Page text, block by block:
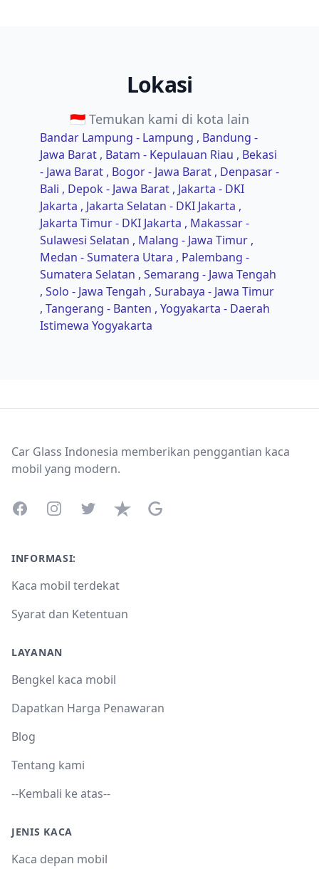
Lokasi
🇮🇩 Temukan kami di kota lain
Bandar Lampung - Lampung , Bandung -
Jawa Barat , Batam - Kepulauan Riau , Bekasi
- Jawa Barat , Bogor - Jawa Barat , Denpasar -
Bali , Depok - Jawa Barat , Jakarta - DKI
Jakarta , Jakarta Selatan - DKI Jakarta ,
Jakarta Timur - DKI Jakarta , Makassar -
Sulawesi Selatan , Malang - Jawa Timur ,
Medan - Sumatera Utara , Palembang -
Sumatera Selatan , Semarang - Jawa Tengah
, Solo - Jawa Tengah , Surabaya - Jawa Timur
, Tangerang - Banten , Yogyakarta - Daerah
Istimewa Yogyakarta
Car Glass Indonesia memberikan penggantian kaca
mobil yang modern.
FacebookInstagramTwitterTrustpilotGoogle Business Profile
INFORMASI:
Kaca mobil terdekat
Syarat dan Ketentuan
LAYANAN
Bengkel kaca mobil
Dapatkan Harga Penawaran
Blog
Tentang kami
--Kembali ke atas--
JENIS KACA
Kaca depan mobil